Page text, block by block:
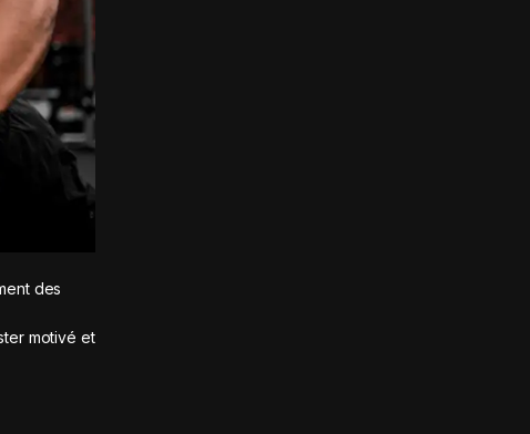
des
motivé et